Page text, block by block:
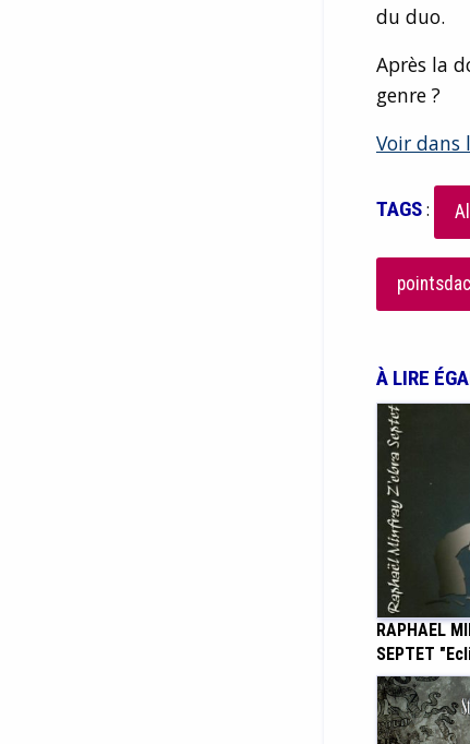
du duo.
Après la
genre ?
Voir dans
TAGS:
À LIRE
RAPHAEL
SEPTET